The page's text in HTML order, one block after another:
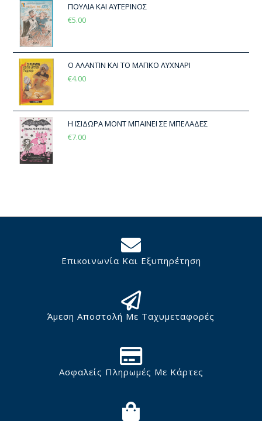
ΠΟΥΛΙΑ ΚΑΙ ΑΥΓΕΡΙΝΟΣ
€5.00
Ο ΑΛΑΝΤΙΝ ΚΑΙ ΤΟ ΜΑΓΙΚΟ ΛΥΧΝΑΡΙ
€4.00
Η ΙΣΙΔΩΡΑ ΜΟΝΤ ΜΠΑΙΝΕΙ ΣΕ ΜΠΕΛΑΔΕΣ
€7.00
Επικοινωνία Και Εξυπηρέτηση
Άμεση Αποστολή Με Ταχυμεταφορές
Ασφαλείς Πληρωμές Με Κάρτες